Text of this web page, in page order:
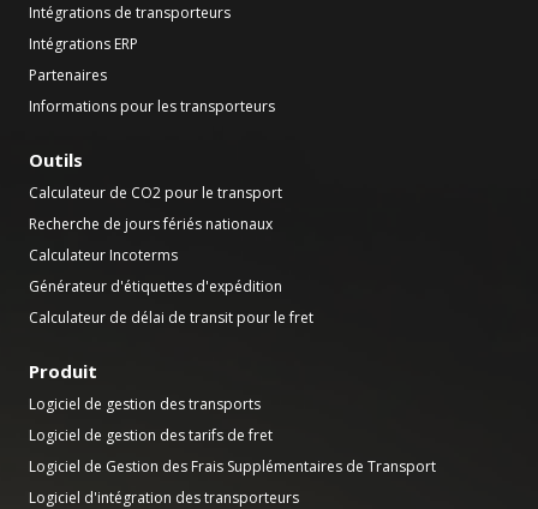
Intégrations de transporteurs
Intégrations ERP
Partenaires
Informations pour les transporteurs
Outils
Calculateur de CO2 pour le transport
Recherche de jours fériés nationaux
Calculateur Incoterms
Générateur d'étiquettes d'expédition
Calculateur de délai de transit pour le fret
Produit
Logiciel de gestion des transports
Logiciel de gestion des tarifs de fret
Logiciel de Gestion des Frais Supplémentaires de Transport
Logiciel d'intégration des transporteurs